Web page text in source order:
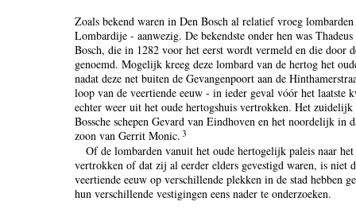
Zoals bekend waren in Den Bosch al relatief vroeg
Lombardije - aanwezig. De bekendste onder hen was
Bosch, die in 1282 voor het eerst wordt vermeld en die door
genoemd. Mogelijk kreeg deze lombard van de hertog het
nadat deze net buiten de Gevangenpoort aan de
loop van de veertiende eeuw - in ieder geval vóór het laatste
echter weer uit het oude hertogshuis vertrokken. Het
Bossche schepen Gevard van Eindhoven en het noordelijk
zoon van Gerrit Monic. 3
Of de lombarden vanuit het oude hertogelijk paleis naar
vertrokken of dat zij al eerder elders gevestigd waren, is niet
veertiende eeuw op verschillende plekken in de stad hebben
hun verschillende vestigingen eens nader te onderzoeken.